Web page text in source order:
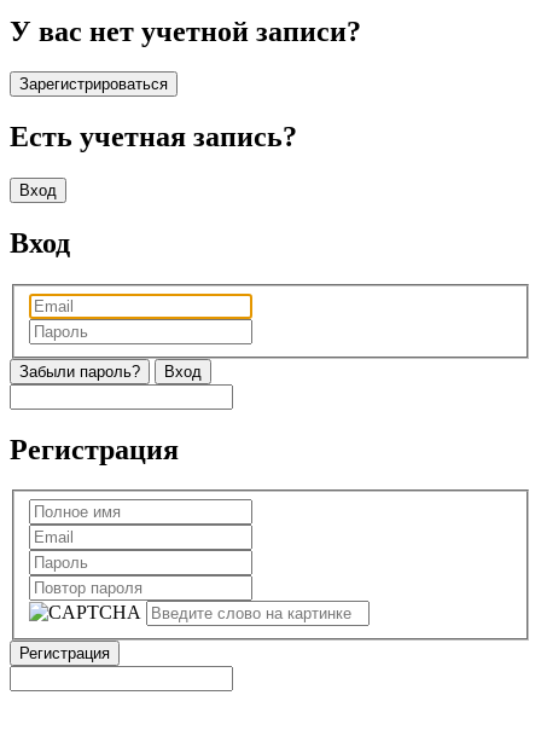
У вас нет учетной записи?
Зарегистрироваться
Есть учетная запись?
Вход
Вход
Забыли пароль?
Регистрация